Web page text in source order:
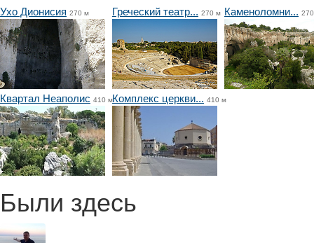
Ухо Дионисия 270 м Греческий театр... 270 м Каменоломни...
Квартал Неаполис 410 мКомплекс церкви... 410 м
Были здесь